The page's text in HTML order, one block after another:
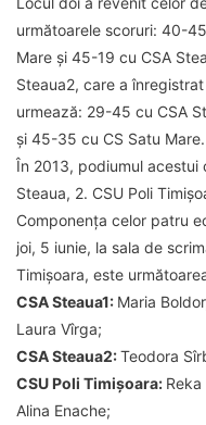
următoarele scoruri: 40-
Mare și 45-19 cu CSA
Steaua2, care a
urmează: 29-45 cu CSA
și 45-35 cu CS Satu Mare.
În 2013, podiumul acestui
Steaua, 2. CSU Poli
Componența celor patru
joi, 5 iunie, la sala de
Timișoara, este
CSA Steaua1: Maria
Laura Vîrga;
CSA Steaua2:Teodora
CSU Poli Timișoara:
Alina Enache;